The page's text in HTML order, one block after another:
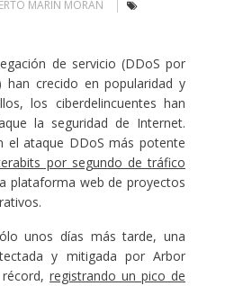
MARÍN MORÁN
de servicio (DDoS por
han crecido en popularidad y
los ciberdelincuentes han
la seguridad de Internet.
el ataque DDoS más potente
por segundo de tráfico
plataforma web de proyectos
unos días más tarde, una
y mitigada por Arbor
registrando un pico de